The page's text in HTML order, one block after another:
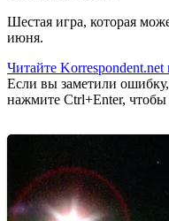
Шестая игра, которая
июня.
Читайте
Если вы заметили
нажмите Ctrl+Enter,